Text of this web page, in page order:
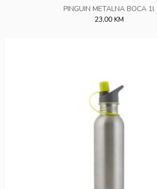
PINGUIN METALNA BOCA 1l
23,00 KM